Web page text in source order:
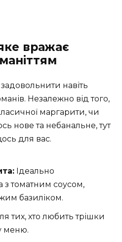
вражає
навіть
Незалежно від того,
маргарити, чи
нове та небанальне, тут
для вас.
Ідеально
з томатним соусом,
базиліком.
тих, хто любить трішки
меню.